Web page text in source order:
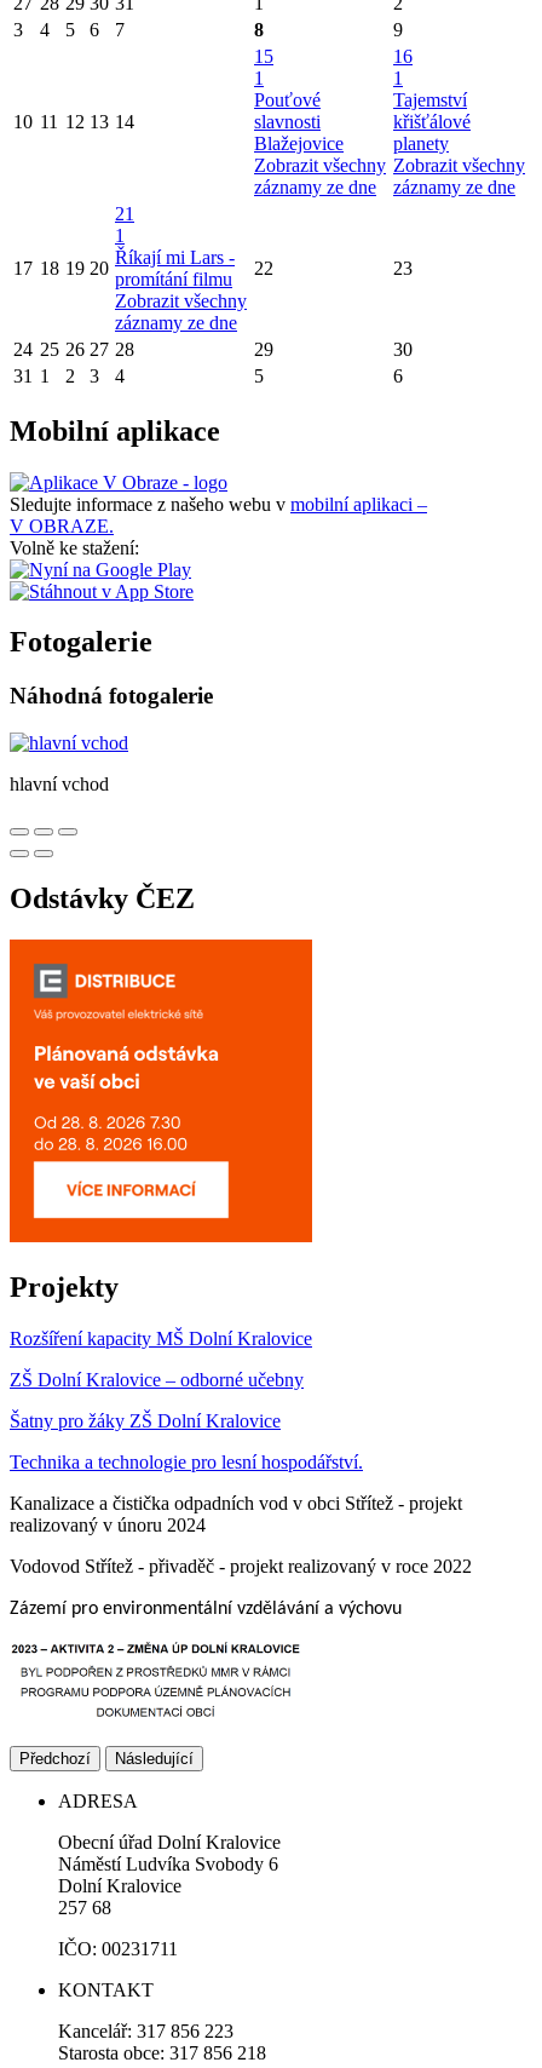
3
4 5 6 7 8 9
10 11 12 13 14
15
1
Pouťové
slavnosti
Blažejovice
Zobrazit všechny
záznamy ze dne
16
1
Tajemství
křišťálové
planety
Zobrazit všechny
záznamy ze dne
17 18 19 20
21
1
Říkají mi Lars -
promítání filmu
Zobrazit všechny
záznamy ze dne
22 23
24 25 26 27 28 29
30
31 1 2 3 4 5 6
Mobilní aplikace
Sledujte informace z našeho webu v mobilní aplikaci –
V OBRAZE.
Volně ke stažení:
Fotogalerie
Náhodná fotogalerie
hlavní vchod
Odstávky ČEZ
Projekty
Rozšíření kapacity MŠ Dolní Kralovice
ZŠ Dolní Kralovice – odborné učebny
Šatny pro žáky ZŠ Dolní Kralovice
Technika a technologie pro lesní hospodářství.
Kanalizace a čistička odpadních vod v obci Střítež - projekt
realizovaný v únoru 2024
Vodovod Střítež - přivaděč - projekt realizovaný v roce 2022
Zázemí pro environmentální vzdělávání a výchovu
Předchozí Následující
ADRESA
Obecní úřad Dolní Kralovice
Náměstí Ludvíka Svobody 6
Dolní Kralovice
257 68
IČO: 00231711
KONTAKT
Kancelář: 317 856 223
Starosta obce: 317 856 218